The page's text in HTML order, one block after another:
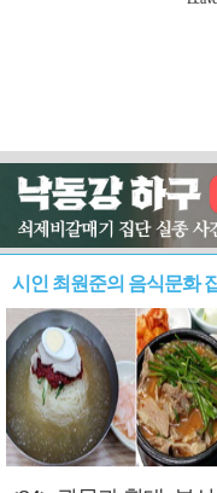
시인 최원준의 음식문화